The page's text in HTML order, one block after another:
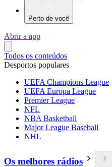
Perto de você
Abrir a app
Todos os conteúdos
Desportos populares
UEFA Champions League
UEFA Europa League
Premier League
NFL
NBA Basketball
Major League Baseball
NHL
Os melhores rádios